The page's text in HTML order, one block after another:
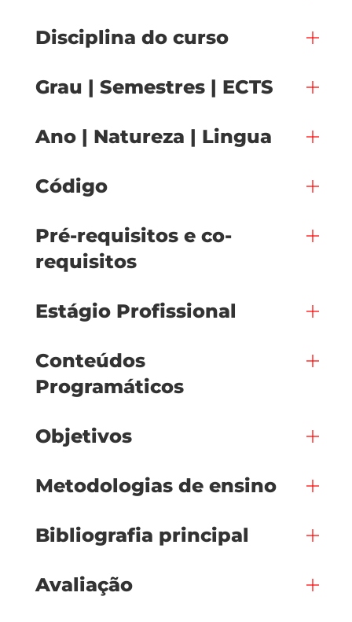
Disciplina do curso
Grau | Semestres | ECTS
Ano | Natureza | Lingua
Código
Pré-requisitos e co-
requisitos
Estágio Profissional
Conteúdos
Programáticos
Objetivos
Metodologias de ensino
Bibliografia principal
Avaliação